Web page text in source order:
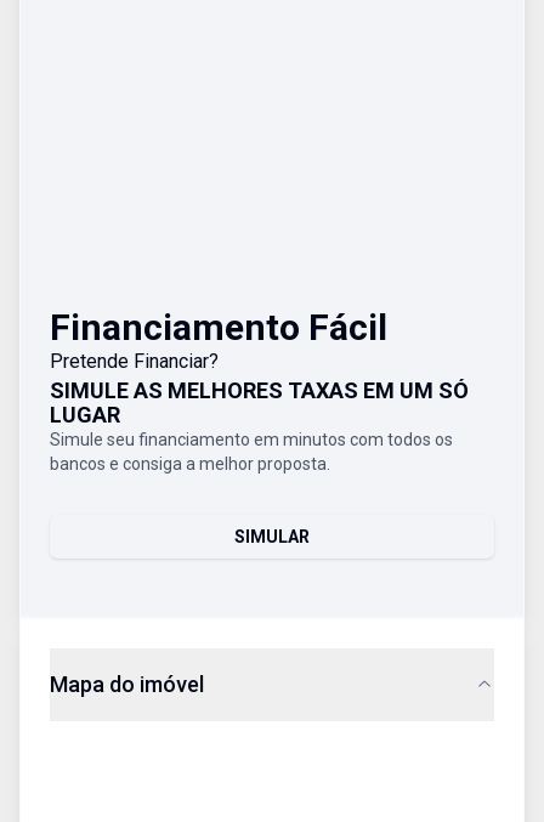
Financiamento Fácil
Pretende Financiar?
SIMULE AS MELHORES TAXAS EM UM SÓ
LUGAR
Simule seu financiamento em minutos com todos os
bancos e consiga a melhor proposta.
SIMULAR
Mapa do imóvel